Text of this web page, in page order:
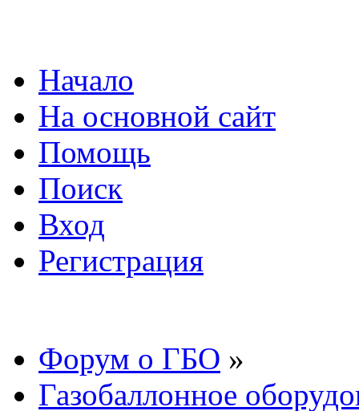
Начало
На основной сайт
Помощь
Поиск
Вход
Регистрация
Форум о ГБО »
Газобаллонное